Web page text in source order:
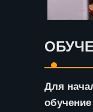
Для